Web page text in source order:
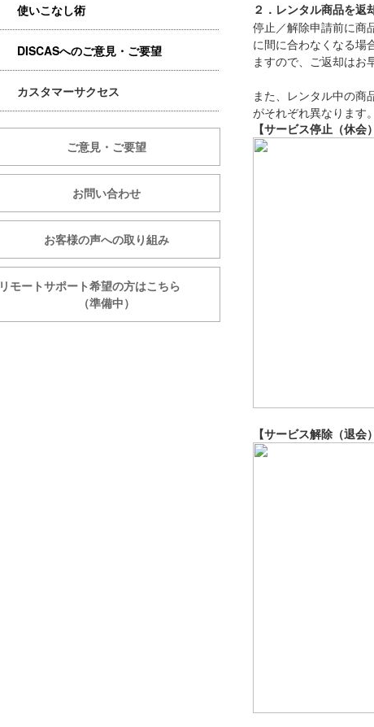
使いこなし術
DISCASへのご意見・ご要望
カスタマーサクセス
ご意見・ご要望
お問い合わせ
お客様の声への取り組み
リモートサポート希望の方はこちら
（準備中）
２．レンタル商品を返
停止／解除申請前に商
に間に合わなくなる場
ますので、ご返却はお
また、レンタル中の商
がそれぞれ異なります。
【サービス停止（休会
【サービス解除（退会